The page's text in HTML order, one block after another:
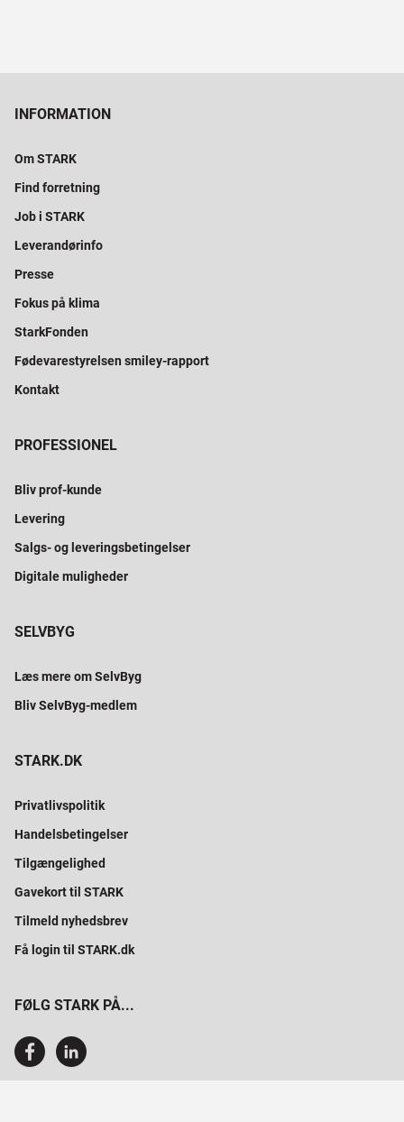
INFORMATION
Om STARK
Find forretning
Job i STARK
Leverandørinfo
Presse
Fokus på klima
StarkFonden
Fødevarestyrelsen smiley-rapport
Kontakt
PROFESSIONEL
Bliv prof-kunde
Levering
Salgs- og leveringsbetingelser
Digitale muligheder
SELVBYG
Læs mere om SelvByg
Bliv SelvByg-medlem
STARK.DK
Privatlivspolitik
Handelsbetingelser
Tilgængelighed
Gavekort til STARK
Tilmeld nyhedsbrev
Få login til STARK.dk
FØLG STARK PÅ...